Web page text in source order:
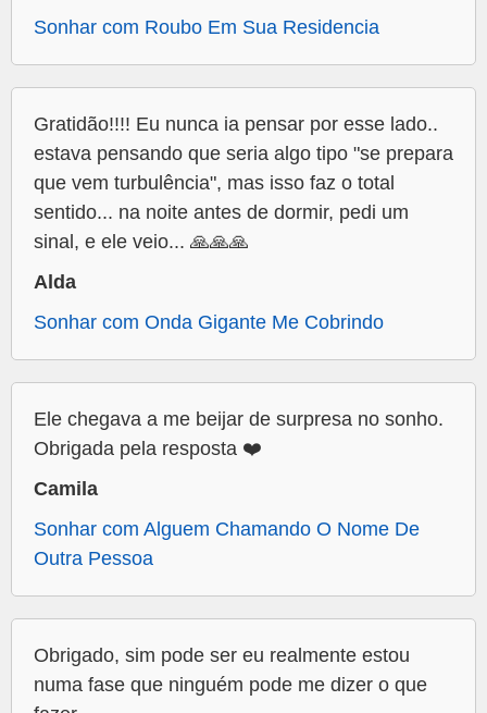
Sonhar com Roubo Em Sua Residencia
Gratidão!!!! Eu nunca ia pensar por esse lado..
estava pensando que seria algo tipo "se prepara
que vem turbulência", mas isso faz o total
sentido... na noite antes de dormir, pedi um
sinal, e ele veio... 🙏🙏🙏
Alda
Sonhar com Onda Gigante Me Cobrindo
Ele chegava a me beijar de surpresa no sonho.
Obrigada pela resposta ❤️
Camila
Sonhar com Alguem Chamando O Nome De
Outra Pessoa
Obrigado, sim pode ser eu realmente estou
numa fase que ninguém pode me dizer o que